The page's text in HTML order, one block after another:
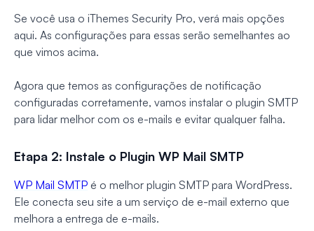
Se você usa o iThemes Security Pro, verá mais opções
aqui. As configurações para essas serão semelhantes ao
que vimos acima.
Agora que temos as configurações de notificação
configuradas corretamente, vamos instalar o plugin SMTP
para lidar melhor com os e-mails e evitar qualquer falha.
Etapa 2: Instale o Plugin WP Mail SMTP
WP Mail SMTP é o melhor plugin SMTP para WordPress.
Ele conecta seu site a um serviço de e-mail externo que
melhora a entrega de e-mails.